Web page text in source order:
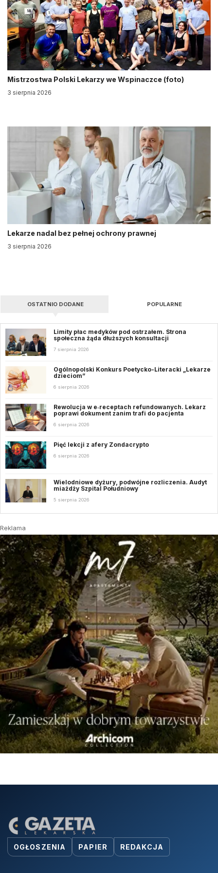
Mistrzostwa Polski Lekarzy we Wspinaczce (foto)
3 sierpnia 2026
Lekarze nadal bez pełnej ochrony prawnej
3 sierpnia 2026
OSTATNIO DODANE POPULARNE
Limity płac medyków pod ostrzałem. Strona
społeczna żąda dłuższych konsultacji
7 sierpnia 2026
Ogólnopolski Konkurs Poetycko-Literacki „Lekarze
dzieciom”
6 sierpnia 2026
Rewolucja w e‑receptach refundowanych. Lekarz
poprawi dokument zanim trafi do pacjenta
6 sierpnia 2026
Pięć lekcji z afery Zondacrypto
6 sierpnia 2026
Wielodniowe dyżury, podwójne rozliczenia. Audyt
miażdży Szpital Południowy
5 sierpnia 2026
Reklama
OGŁOSZENIA PAPIER REDAKCJA